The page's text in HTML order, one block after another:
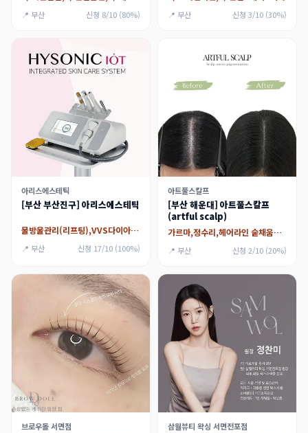
📍 부산 신청 8/10 (80%) 📍 부산 신청 3/10 (30%)
아리스에스테틱
[부산 부산진구] 아리스에스테틱
물방울관리(리프팅),VVS다이아몬드 관리,웨딩케어(신부관리)
📍 부산 신청 17/10 (100%)
아트풀스칼프
[부산 해운대] 아트풀스칼프
(artful scalp)
가르마,정수리,헤어라인 숱채움커버,미인점(매력)
📍 부산 신청 2/10 (20%)
브로우돌 서면점 삼월뷰티 왁싱 서면전포점